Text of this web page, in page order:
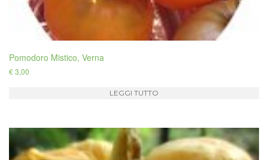
Pomodoro Mistico, Verna
€3,00
LEGGI TUTTO